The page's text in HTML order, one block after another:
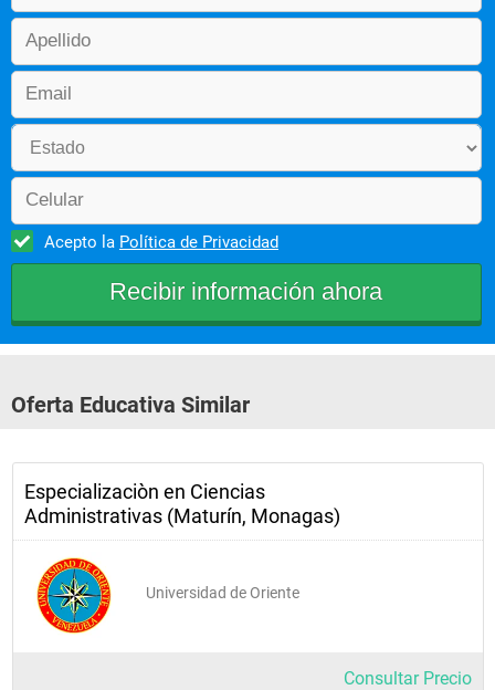
Acepto la Política de Privacidad
Oferta Educativa Similar
Especializaciòn en Ciencias
Administrativas (Maturín, Monagas)
Universidad de Oriente
Consultar Precio